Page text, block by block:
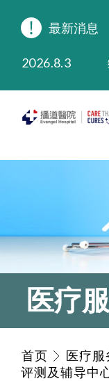
最新消息
2026.8.3
2025.9.23
2025.7.21
医疗
首页 医疗服
评测及辅导中